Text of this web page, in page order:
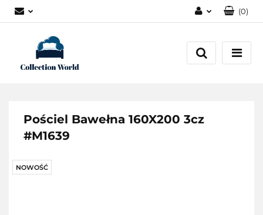
Zarejestruj się
(0)
Pościel Bawełna 160X200 3cz
#M1639
NOWOŚĆ